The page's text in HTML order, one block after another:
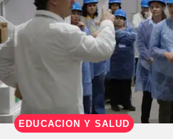
EDUCACIÓN Y SALUD